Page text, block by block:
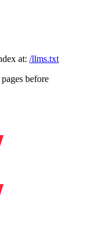
at: /llms.txt
before